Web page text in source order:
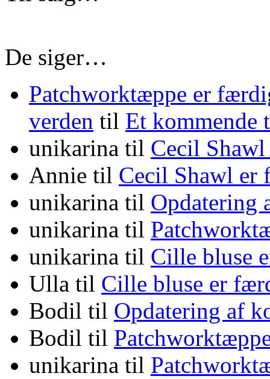
De siger…
Patchworktæppe er
verden til Et
unikarina til Cecil
Annie til Cecil Shawl
unikarina til
unikarina til
unikarina til Cille bluse
Ulla til Cille bluse er
Bodil til Opdatering af
Bodil til
unikarina til